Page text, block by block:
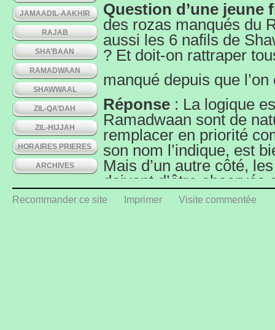
JAMAADIL-AAKHIR
RAJAB
SHA’BAAN
RAMADWAAN
SHAWWAAL
ZIL-QA’DAH
ZIL-HIJJAH
HORAIRES PRIERES
ARCHIVES
Question d’une jeune
des rozas manqués du
aussi les 6 nafils de
? Et doit-on rattraper
manqué depuis que
Réponse : La logique
Ramadwaan sont de
remplacer en priorité
son nom l’indique, est
Mais d’un autre côté,
doivent d’être
Shawwaal, car
Recommander ce site Imprimer Visite commentée